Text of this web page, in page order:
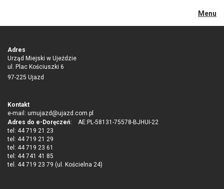
Menu
Adres
Urząd Miejski w Ujeździe
ul. Plac Kościuszki 6
97-225 Ujazd
Kontakt
e-mail: umujazd@ujazd.com.pl
Adres do e-Doręczeń: AE:PL-58131-75578-BJHUI-22
tel: 44 719 21 23
tel: 44 719 21 29
tel: 44 719 23 61
tel: 44 741 41 85
tel. 44 719 23 79 (ul. Kościelna 24)